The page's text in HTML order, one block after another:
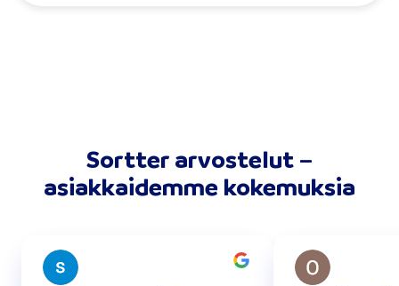
Sortter arvostelut –
asiakkaidemme kokemuksia